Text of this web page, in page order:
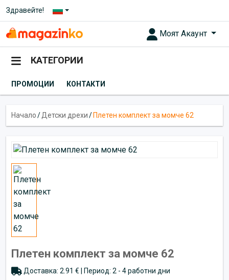
Здравейте!
Моят Акаунт
КАТЕГОРИИ
ПРОМОЦИИ КОНТАКТИ
Начало/Детски дрехи/ Плетен комплект за момче 62
Плетен комплект за момче 62
Доставка: 2.91 € | Период: 2 - 4 работни дни